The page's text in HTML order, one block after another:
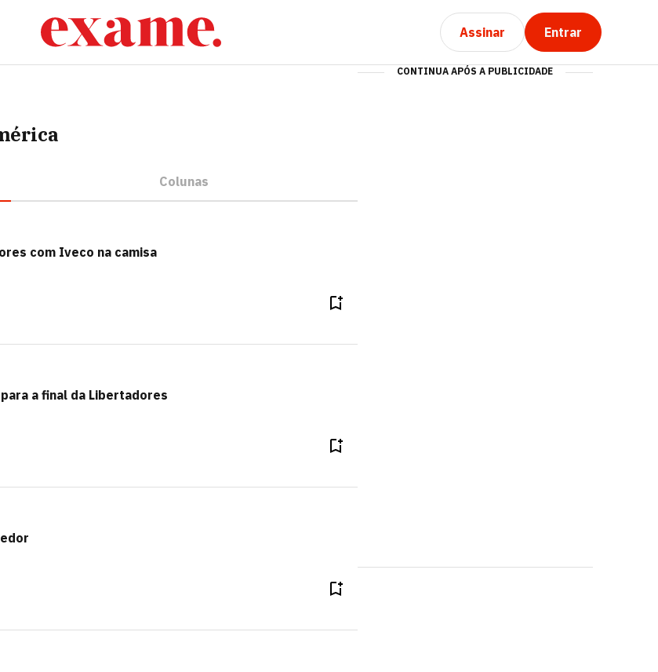
Assinar Entrar
Colunas
com Iveco na camisa
a final da Libertadores
CONTINUA APÓS A PUBLICIDADE